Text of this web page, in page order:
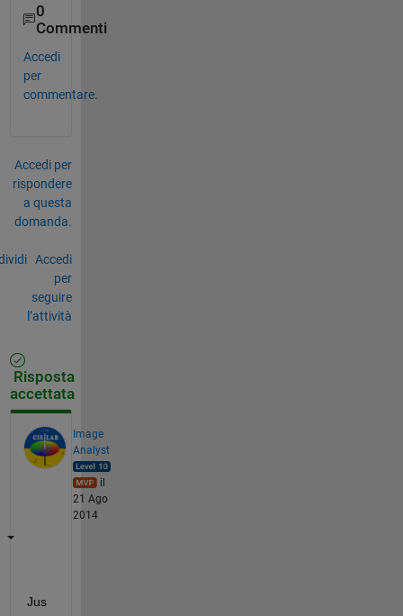
0
Commenti
Accedi
per
commentare.
Accedi per
rispondere
a questa
domanda.
Accedi
per
seguire
l’attività
Risposta
accettata
Image
Analyst
il
21 Ago
2014
Jus